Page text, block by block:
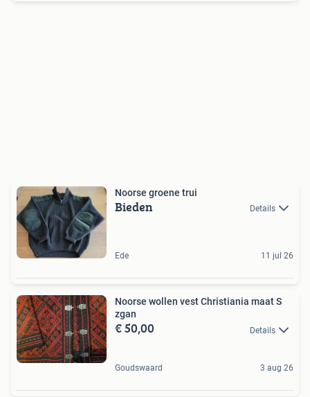
Noorse groene trui
Bieden Details
Ede 11 jul 26
Noorse wollen vest Christiania maat S
zgan
€ 50,00 Details
Goudswaard 3 aug 26